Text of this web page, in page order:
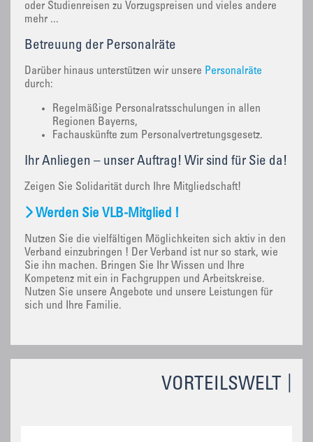
VORTEILSWELT
oder Studienreisen zu Vorzugspreisen und vieles andere
mehr ...
Betreuung der Personalräte
Darüber hinaus unterstützen wir unsere Personalräte
durch:
Regelmäßige Personalratsschulungen in allen
Regionen Bayerns,
Fachauskünfte zum Personalvertretungsgesetz.
Ihr Anliegen – unser Auftrag! Wir sind für Sie da!
Zeigen Sie Solidarität durch Ihre Mitgliedschaft!
Werden Sie VLB-Mitglied !
Nutzen Sie die vielfältigen Möglichkeiten sich aktiv in den
Verband einzubringen ! Der Verband ist nur so stark, wie
Sie ihn machen. Bringen Sie Ihr Wissen und Ihre
Kompetenz mit ein in Fachgruppen und Arbeitskreise.
Nutzen Sie unsere Angebote und unsere Leistungen für
sich und Ihre Familie.